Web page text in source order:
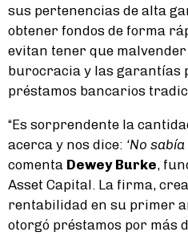
sus pertenencias de alta
obtener fondos de forma
evitan tener que
burocracia y las garantías
préstamos bancarios
“Es sorprendente la
acerca y nos dice: ‘No
comenta Dewey Burke,
Asset Capital. La firma,
rentabilidad en su primer
otorgó préstamos por más